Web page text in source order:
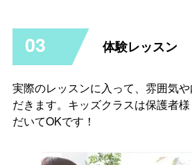
03 体験レッスン
実際のレッスンに入って、雰囲気
だきます。キッズクラスは保護者
だいてOKです！